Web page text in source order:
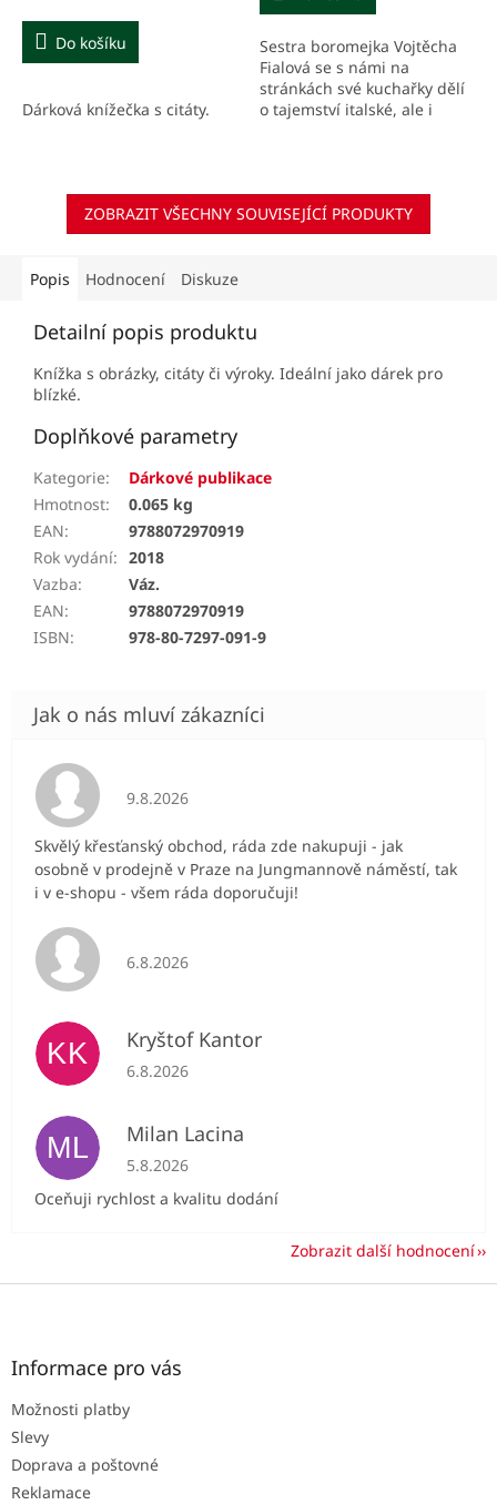
Do košíku
Dárková knížečka s citáty.
5,0
5
hvězdiček.
Sestra boromejka Vojtěcha
Fialová se s námi na
stránkách své kuchařky dělí
o tajemství italské, ale i
i...
ZOBRAZIT VŠECHNY SOUVISEJÍCÍ PRODUKTY
Popis Hodnocení Diskuze
Detailní popis produktu
Knížka s obrázky, citáty či výroky. Ideální jako dárek pro
blízké.
Doplňkové parametry
Kategorie:
Dárkové publikace
Hmotnost:
0.065 kg
EAN:
9788072970919
Rok vydání: 2018
Vazba:
Váz.
EAN:
9788072970919
ISBN: 978-80-7297-091-9
Hodnocení obchodu je 5 z 5 hvězdiček.
9.8.2026
Skvělý křesťanský obchod, ráda zde nakupuji - jak
osobně v prodejně v Praze na Jungmannově náměstí, tak
i v e-shopu - všem ráda doporučuji!
Hodnocení obchodu je 5 z 5 hvězdiček.
6.8.2026
KK Kryštof Kantor
Hodnocení obchodu je 5 z 5 hvězdiček.
6.8.2026
ML Milan Lacina
Hodnocení obchodu je 5 z 5 hvězdiček.
5.8.2026
Oceňuji rychlost a kvalitu dodání
Zobrazit další hodnocení
Z
Informace pro vás
Možnosti platby
Slevy
Doprava a poštovné
Reklamace